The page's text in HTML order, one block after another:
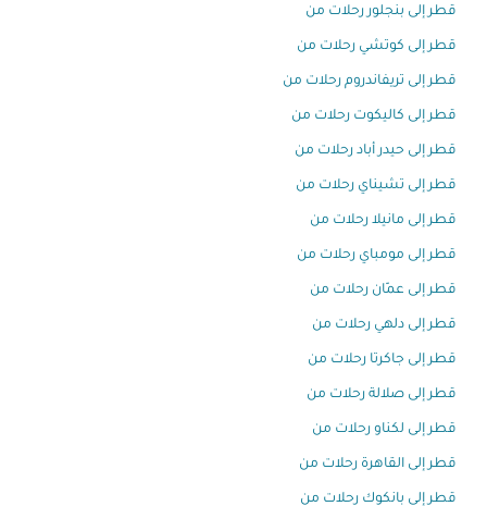
قطر إلى بنجلور رحلات من
قطر إلى كوتشي رحلات من
قطر إلى تريفاندروم رحلات من
قطر إلى كاليكوت رحلات من
قطر إلى حيدر أباد رحلات من
قطر إلى تشيناي رحلات من
قطر إلى مانيلا رحلات من
قطر إلى مومباي رحلات من
قطر إلى عمّان رحلات من
قطر إلى دلهي رحلات من
قطر إلى جاكرتا رحلات من
قطر إلى صلالة رحلات من
قطر إلى لكناو رحلات من
قطر إلى القاهرة رحلات من
قطر إلى بانكوك رحلات من